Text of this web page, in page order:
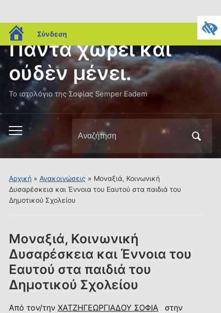
blogs.sch.gr
Σύνδεση
Πάντα χωρεῖ καὶ
οὐδὲν μένει.
Το ιστολόγιο της Σοφίας Semper Eadem
Εναλλαγή
μενού
για
κινητά
Αναζήτηση
για:
Αρχική» Ανακοινώσεις » Μοναξιά, Κοινωνική
Δυσαρέσκεια και Έννοια του Εαυτού στα παιδιά του
Δημοτικού Σχολείου
Μοναξιά, Κοινωνική
Δυσαρέσκεια και Έννοια του
Εαυτού στα παιδιά του
Δημοτικού Σχολείου
Από τον/την ΧΑΤΖΗΓΕΩΡΓΙΑΔΟΥ ΣΟΦΙΑ στην